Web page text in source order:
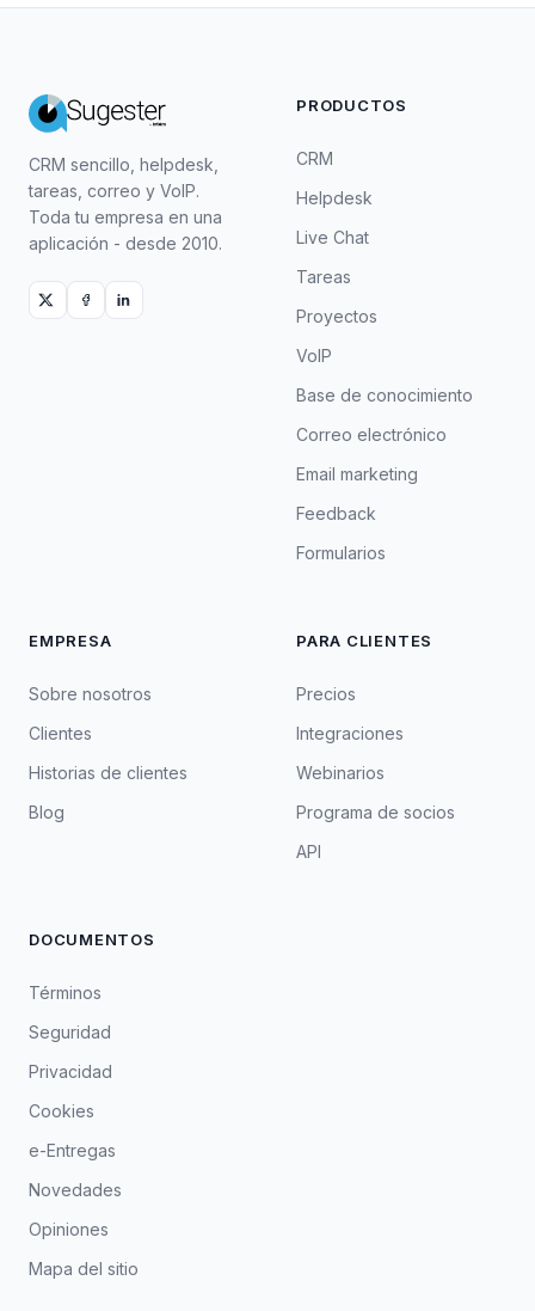
CRM sencillo, helpdesk,
tareas, correo y VoIP.
Toda tu empresa en una
aplicación - desde 2010.
PRODUCTOS
CRM
Helpdesk
Live Chat
Tareas
Proyectos
VoIP
Base de conocimiento
Correo electrónico
Email marketing
Feedback
Formularios
EMPRESA
Sobre nosotros
Clientes
Historias de clientes
Blog
PARA CLIENTES
Precios
Integraciones
Webinarios
Programa de socios
API
DOCUMENTOS
Términos
Seguridad
Privacidad
Cookies
e-Entregas
Novedades
Opiniones
Mapa del sitio